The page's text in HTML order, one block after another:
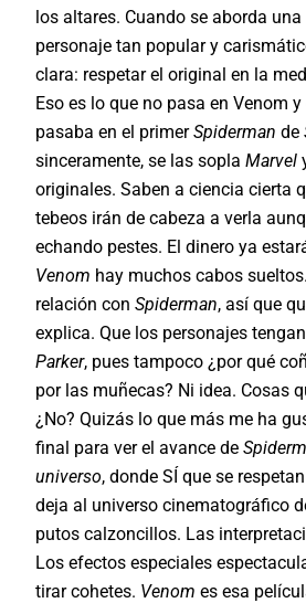
los altares. Cuando se aborda
personaje tan popular y
clara: respetar el original en la
Eso es lo que no pasa en Venom
pasaba en el primerSpiderman de
sinceramente, se las sopla Marvel
originales. Saben a ciencia cierta
tebeos irán de cabeza a verla
echando pestes. El dinero ya
Venom hay muchos cabos
relación con Spiderman, así que
explica. Que los personajes
Parker, pues tampoco ¿por qué
por las muñecas? Ni idea. Cosas
¿No? Quizás lo que más me ha
final para ver el avance de
universo, donde SÍ que se
deja al universo cinematográfico
putos calzoncillos. Las
Los efectos especiales
tirar cohetes. Venom es esa